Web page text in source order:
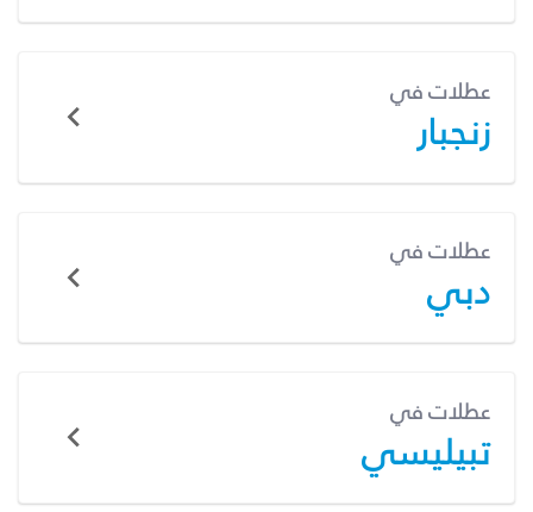
عطلات في
زنجبار
عطلات في
دبي
عطلات في
تبيليسي